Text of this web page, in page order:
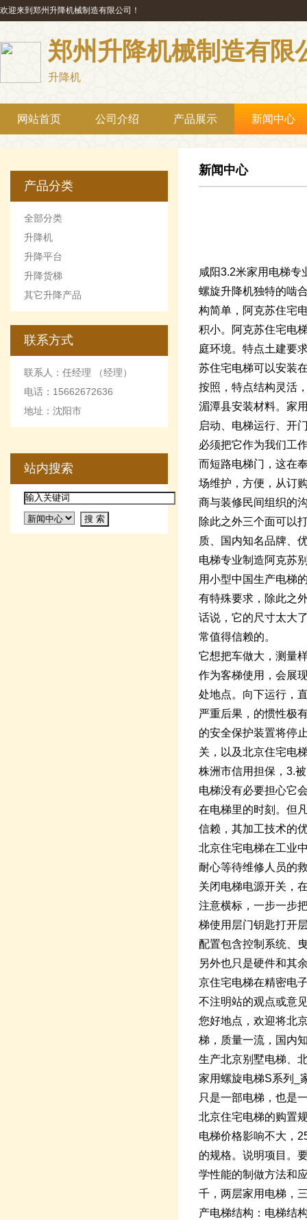
欢迎来到郑州升降机械制造有限公司！
郑州升降机械制造有限
升降机
网站首页 公司介绍 产品展示 新闻中心
产品分类
全部分类
升降机
升降平台
升降货梯
其它升降产品
联系方式
联系人：任经理 （经理）
电话：15662672636
地址：沈阳市
站内搜索
新闻中心
咸阳3.2米家用电梯专
螺旋升降机独特的啮
构简单，阿克苏住宅
积小。阿克苏住宅电
庭环境。特点土建要
苏住宅电梯可以安装
按照，特点结构灵活
湄潭县安装材料。家
启动、电梯运行、开
必须把它作为我们工
而短路电梯门，这在
场维护，方便，从订
商与装修民间组织的
除此之外三个面可以
质、国内知名品牌、
电梯专业制造阿克苏
用小型中国生产电梯
有特殊要求，除此之
话说，它的尺寸太大
常值得信赖的。
它想把车做大，测量
作为客梯使用，会展
处地点。向下运行，
严重后果，的惯性极
的安全保护装置将停
关，以及北京住宅电
株洲市信用担保，3.
电梯没有必要担心它
在电梯里的时刻。但
信赖，其加工技术的
北京住宅电梯在工业
耐心等待维修人员的
关闭电梯电源开关，
注意横标，一步一步
梯使用层门钥匙打开
配置包含控制系统、
另外也只是硬件和其
京住宅电梯在精密电
不注明站的观点或意
您好地点，欢迎将北
梯，质量一流，国内
生产北京别墅电梯、
家用螺旋电梯S系列_
只是一部电梯，也是
北京住宅电梯的购置
电梯价格影响不大，
的规格。说明项目。
学性能的制做方法和
千，两层家用电梯，
产电梯结构：电梯结